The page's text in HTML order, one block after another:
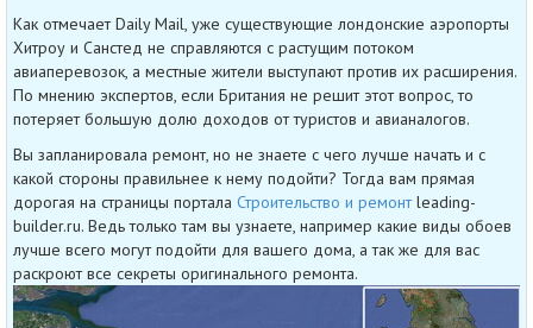
Как отмечает Daily Mail, уже существующие лондонские аэропорты
Хитроу и Санстед не справляются с растущим потоком
авиаперевозок, а местные жители выступают против их расширения.
По мнению экспертов, если Британия не решит этот вопрос, то
потеряет большую долю доходов от туристов и авианалогов.
Вы запланировала ремонт, но не знаете с чего лучше начать и с
какой стороны правильнее к нему подойти? Тогда вам прямая
дорогая на страницы портала Строительство и ремонтleading-
builder.ru. Ведь только там вы узнаете, например какие виды обоев
лучше всего могут подойти для вашего дома, а так же для вас
раскроют все секреты оригинального ремонта.